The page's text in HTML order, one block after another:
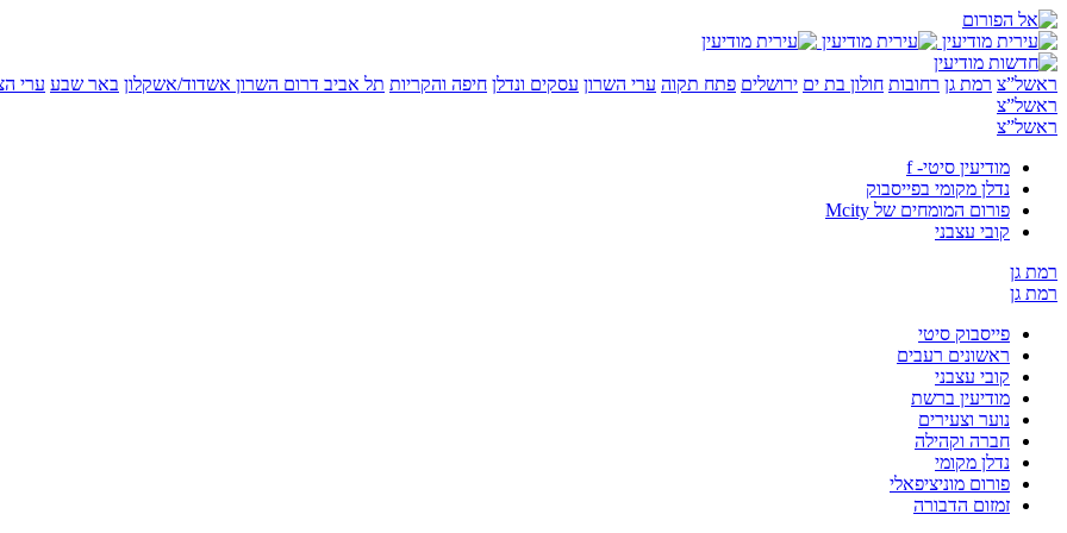
ראשל”צ רמת גן רחובות חולון בת ים ירושלים פתח תקוה ערי השרון עסקים ונדלן חיפה והקריות תל אביב דרום השרון אשדוד/אשקלון באר שבע ערי
ראשל”צ
ראשל”צ
מודיעין סיטי- f
נדלן מקומי בפייסבוק
פורום המומחים של Mcity
קובי עצבני
רמת גן
רמת גן
פייסבוק סיטי
ראשונים רעבים
קובי עצבני
מודיעין ברשת
נוער וצעירים
חברה וקהילה
נדלן מקומי
פורום מוניציפאלי
זמזום הדבורה